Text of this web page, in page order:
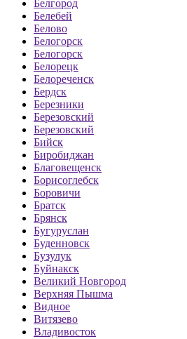
Белгород
Белебей
Белово
Белогорск
Белогорск
Белорецк
Белореченск
Бердск
Березники
Березовский
Березовский
Бийск
Биробиджан
Благовещенск
Борисоглебск
Боровичи
Братск
Брянск
Бугуруслан
Буденновск
Бузулук
Буйнакск
Великий Новгород
Верхняя Пышма
Видное
Витязево
Владивосток